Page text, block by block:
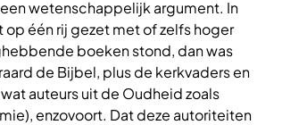
wetenschappelijk argument. In
één rij gezet met of zelfs hoger
boeken stond, dan was
de Bijbel, plus de kerkvaders en
auteurs uit de Oudheid zoals
enzovoort. Dat deze autoriteiten